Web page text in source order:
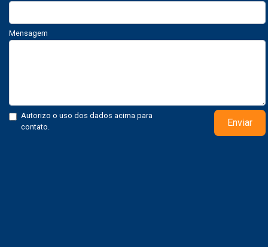
Mensagem
Autorizo o uso dos dados acima para
contato.
Enviar